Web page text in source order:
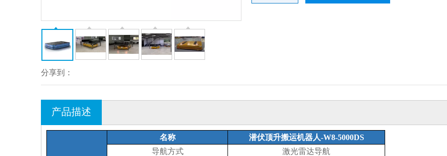
分享到：
产品描述
名称 潜伏顶升搬运机器人-W8-5000DS
导航方式
激光雷达导航